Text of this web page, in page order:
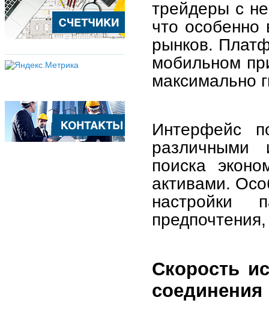
трейдеры с
что
рынков.
мобильном
максимально
Интерфейс
различными
поиска
активами.
настройки
Скорость
соединения